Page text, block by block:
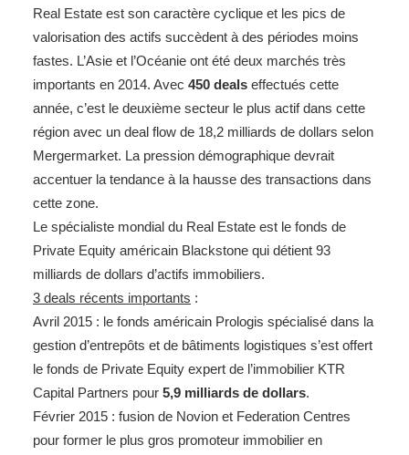
Real Estate est son caractère cyclique et les pics de
valorisation des actifs succèdent à des périodes moins
fastes. L’Asie et l’Océanie ont été deux marchés très
importants en 2014. Avec 450 deals effectués cette
année, c’est le deuxième secteur le plus actif dans cette
région avec un deal flow de 18,2 milliards de dollars selon
Mergermarket. La pression démographique devrait
accentuer la tendance à la hausse des transactions dans
cette zone.
Le spécialiste mondial du Real Estate est le fonds de
Private Equity américain Blackstone qui détient 93
milliards de dollars d’actifs immobiliers.
3 deals récents importants :
Avril 2015 : le fonds américain Prologis spécialisé dans la
gestion d’entrepôts et de bâtiments logistiques s’est offert
le fonds de Private Equity expert de l’immobilier KTR
Capital Partners pour 5,9 milliards de dollars.
Février 2015 : fusion de Novion et Federation Centres
pour former le plus gros promoteur immobilier en